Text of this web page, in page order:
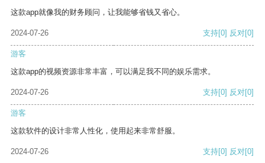
这款app就像我的财务顾问，让我能够省钱又省心。
2024-07-26 支持[0] 反对[0]
游客
这款app的视频资源非常丰富，可以满足我不同的娱乐需求。
2024-07-26 支持[0] 反对[0]
游客
这款软件的设计非常人性化，使用起来非常舒服。
2024-07-26 支持[0] 反对[0]